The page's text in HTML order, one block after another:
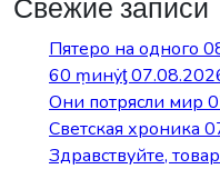
Свежие записи
Пятеро на одного
60 ṃинẏƫ
Они потрясли мир
Светская хроника
Здравствуйте,